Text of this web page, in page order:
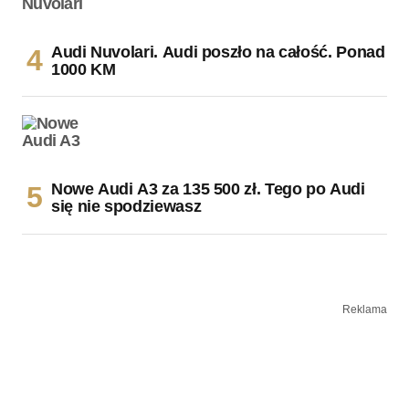
Audi Nuvolari. Audi poszło na całość. Ponad
1000 KM
Nowe Audi A3 za 135 500 zł. Tego po Audi
się nie spodziewasz
Reklama